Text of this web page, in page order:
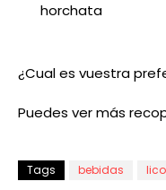
horchata
¿Cual es vuestra
Puedes ver más
Tags bebidas